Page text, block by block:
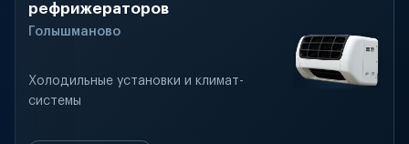
рефрижераторов
Голышманово
Холодильные установки и климат-
системы